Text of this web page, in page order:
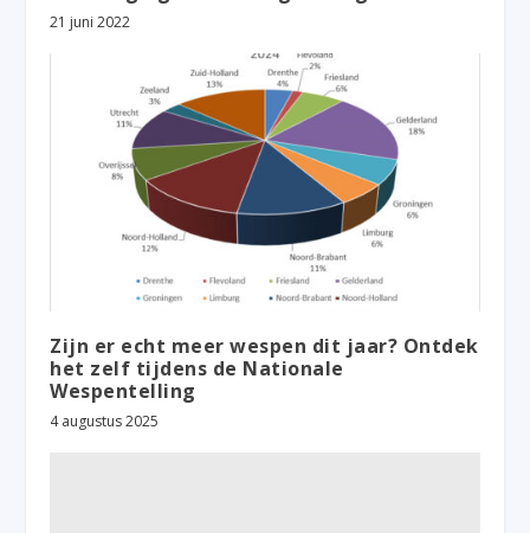
21 juni 2022
Zijn er echt meer wespen dit jaar? Ontdek
het zelf tijdens de Nationale
Wespentelling
4 augustus 2025